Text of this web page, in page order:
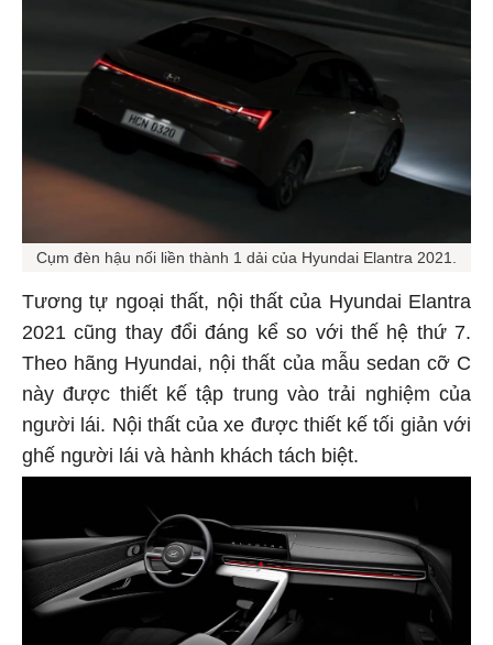
Cụm đèn hậu nối liền thành 1 dải của Hyundai Elantra 2021.
Tương tự ngoại thất, nội thất của Hyundai Elantra
2021 cũng thay đổi đáng kể so với thế hệ thứ 7.
Theo hãng Hyundai, nội thất của mẫu sedan cỡ C
này được thiết kế tập trung vào trải nghiệm của
người lái. Nội thất của xe được thiết kế tối giản với
ghế người lái và hành khách tách biệt.